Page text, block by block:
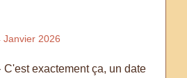
Janvier 2026
exactement ça, un date